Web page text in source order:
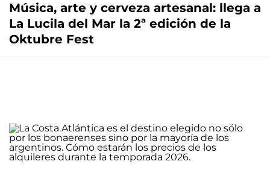
Música, arte y cerveza artesanal: llega a
La Lucila del Mar la 2ª edición de la
Oktubre Fest